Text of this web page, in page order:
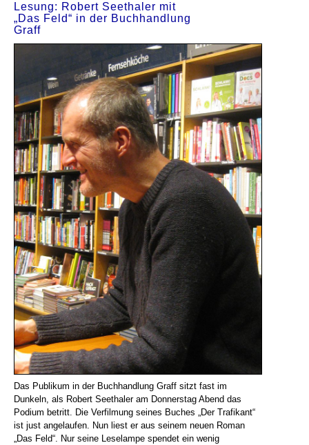
Lesung: Robert Seethaler mit
„Das Feld“ in der Buchhandlung
Graff
Das Publikum in der Buchhandlung Graff sitzt fast im
Dunkeln, als Robert Seethaler am Donnerstag Abend das
Podium betritt. Die Verfilmung seines Buches „Der Trafikant“
ist just angelaufen. Nun liest er aus seinem neuen Roman
„Das Feld“. Nur seine Leselampe spendet ein wenig